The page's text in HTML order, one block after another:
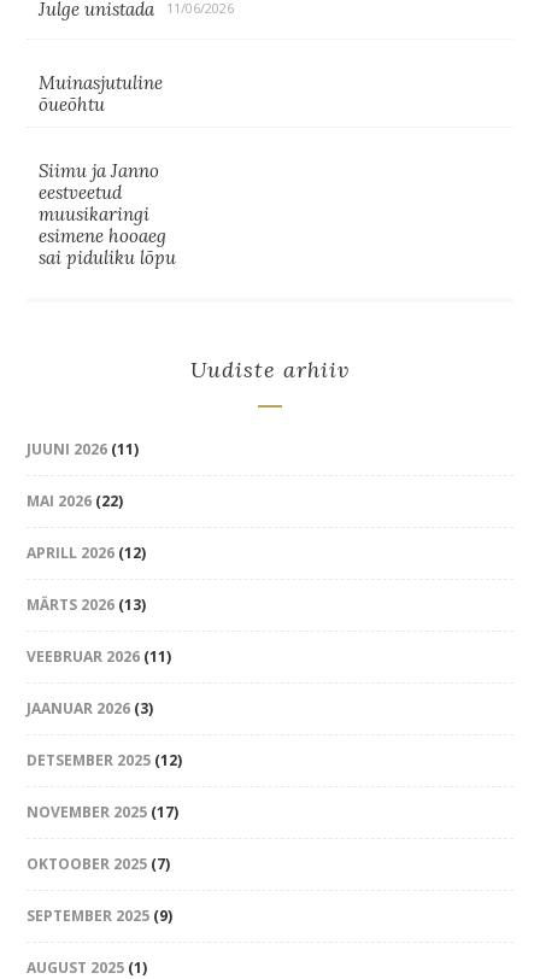
Julge unistada 11/06/2026
Muinasjutuline
õueõhtu
Siimu ja Janno
eestveetud
muusikaringi
esimene hooaeg
sai piduliku lõpu
Uudiste arhiiv
JUUNI 2026 (11)
MAI 2026 (22)
APRILL 2026 (12)
MÄRTS 2026 (13)
VEEBRUAR 2026 (11)
JAANUAR 2026 (3)
DETSEMBER 2025 (12)
NOVEMBER 2025 (17)
OKTOOBER 2025 (7)
SEPTEMBER 2025 (9)
AUGUST 2025 (1)